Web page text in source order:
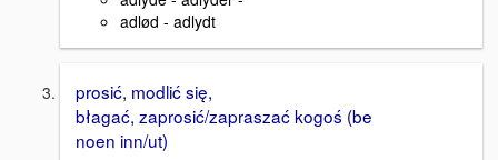
adlød - adlydt
prosić, modlić się,
błagać, zaprosić/zapraszać kogoś (be
noen inn/ut)